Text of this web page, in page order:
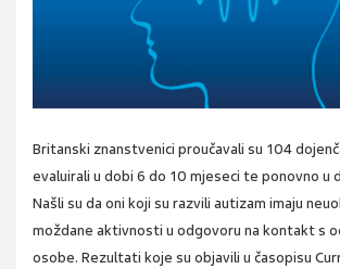
Britanski znanstvenici proučavali su 104
evaluirali u dobi 6 do 10 mjeseci te ponovno u
Našli su da oni koji su razvili autizam imaju
moždane aktivnosti u odgovoru na kontakt s
osobe. Rezultati koje su objavili u časopisu